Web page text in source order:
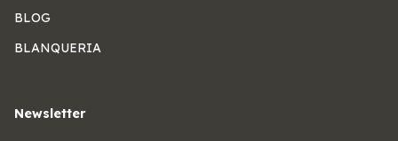
BLOG
BLANQUERIA
Newsletter